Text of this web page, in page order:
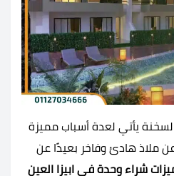
السخنة يأتي لعدة أسباب مميزة
عن ملاذ هادئ وفاخر بعيدًا عن
شراء وحدة في ابيزا العين